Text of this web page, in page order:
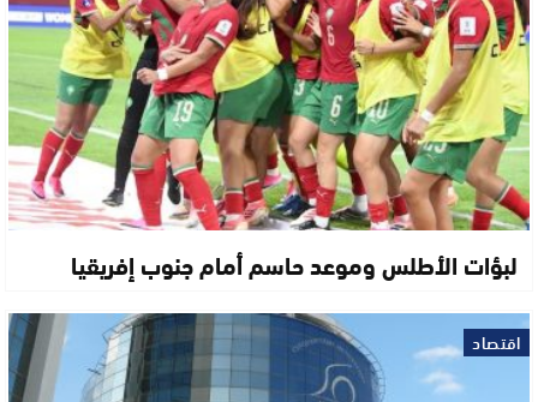
لبؤات الأطلس وموعد حاسم أمام جنوب إفريقيا
اقتصاد